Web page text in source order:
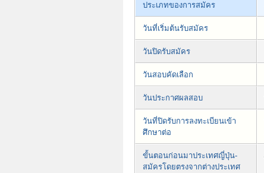
ประเภทของการสมัคร
วันที่เริ่มต้นรับสมัคร
วันปิดรับสมัคร
วันสอบคัดเลือก
วันประกาศผลสอบ
วันที่ปิดรับการลงทะเบียนเข้า
ศึกษาต่อ
ขั้นตอนก่อนมาประเทศญี่ปุ่น-
สมัครโดยตรงจากต่างประเทศ